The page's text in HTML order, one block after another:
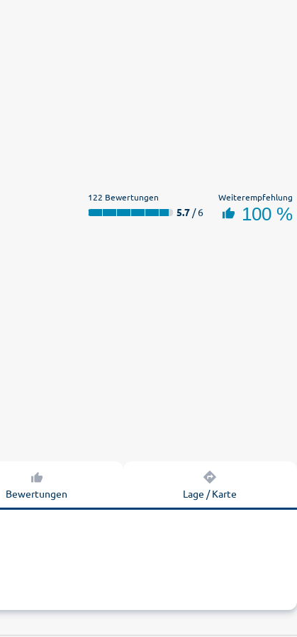
122 Bewertungen
5.7 / 6
Weiterempfehlung
100 %
Bewertungen Lage / Karte